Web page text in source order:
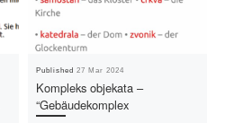
Published27 Mar 2024
Kompleks objekata –
“Gebäudekomplex